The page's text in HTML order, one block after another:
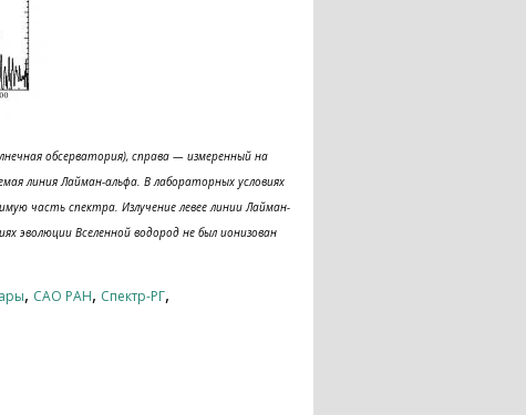
обсерватория), справа — измеренный на
линия Лайман-альфа. В лабораторных условиях
часть спектра. Излучение левее линии Лайман-
эволюции Вселенной водород не был ионизован
, САО РАН, Спектр-РГ,